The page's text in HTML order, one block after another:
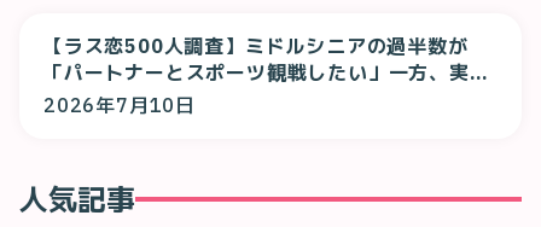
【ラス恋500人調査】ミドルシニアの過半数が
「パートナーとスポーツ観戦したい」一方、実際
は「一人で観る」が最多に
2026年7月10日
人気記事